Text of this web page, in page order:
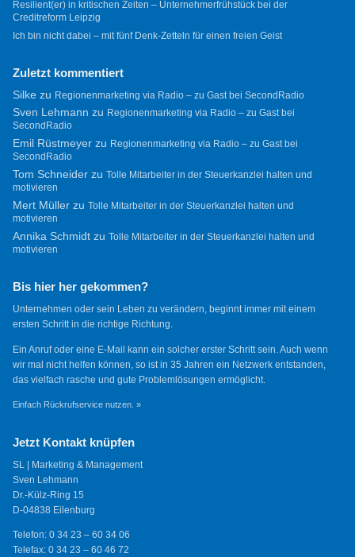
Resilient(er) in kritischen Zeiten – Unternehmerfrühstück bei der
Creditreform Leipzig
Ich bin nicht dabei – mit fünf Denk-Zetteln für einen freien Geist
Zuletzt kommentiert
Silkezu Regionenmarketing via Radio – zu Gast bei SecondRadio
Sven Lehmann zu Regionenmarketing via Radio – zu Gast bei
SecondRadio
Emil Rüstmeyerzu Regionenmarketing via Radio – zu Gast bei
SecondRadio
Tom Schneiderzu Tolle Mitarbeiter in der Steuerkanzlei halten und
motivieren
Mert Müllerzu Tolle Mitarbeiter in der Steuerkanzlei halten und
motivieren
Annika Schmidtzu Tolle Mitarbeiter in der Steuerkanzlei halten und
motivieren
Bis hier her gekommen?
Unternehmen oder sein Leben zu verändern, beginnt immer mit einem
ersten Schritt in die richtige Richtung.
Ein Anruf oder eine E-Mail kann ein solcher erster Schritt sein. Auch wenn
wir mal nicht helfen können, so ist in 35 Jahren ein Netzwerk entstanden,
das vielfach rasche und gute Problemlösungen ermöglicht.
Einfach Rückrufservice nutzen. »
Jetzt Kontakt knüpfen
SL | Marketing & Management
Sven Lehmann
Dr.-Külz-Ring 15
D-04838 Eilenburg
Telefon: 0 34 23 – 60 34 06
Telefax: 0 34 23 – 60 46 72